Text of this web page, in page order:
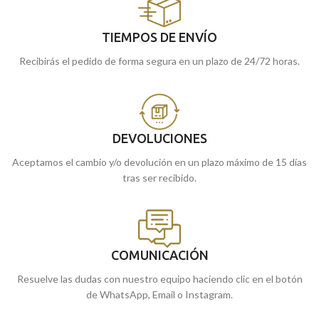
TIEMPOS DE ENVÍO
Recibirás el pedido de forma segura en un plazo de 24/72 horas.
DEVOLUCIONES
Aceptamos el cambio y/o devolución en un plazo máximo de 15 días
tras ser recibido.
COMUNICACIÓN
Resuelve las dudas con nuestro equipo haciendo clic en el botón
de WhatsApp, Email o Instagram.